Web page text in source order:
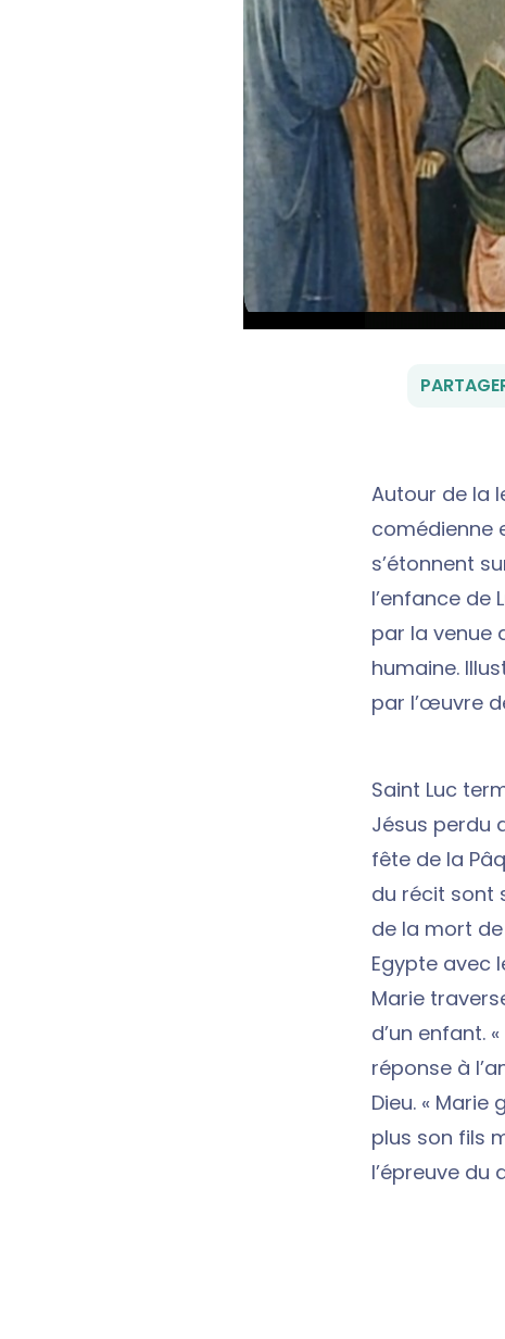
Autour de la
comédienne
s’étonnent
l’enfance de
par la venue
humaine.
par l’œuvre
Saint Luc
Jésus perdu
fête de la
du récit sont
de la mort
Egypte avec
Marie
d’un enfant.
réponse à
Dieu. «
plus son fils
l’épreuve du